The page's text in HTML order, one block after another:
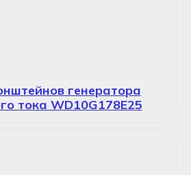
генератора
тока WD10G178E25